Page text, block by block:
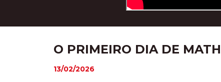
O PRIMEIRO DIA DE
13/02/2026